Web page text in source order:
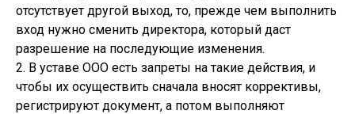
отсутствует другой выход, то, прежде чем выполнить
вход нужно сменить директора, который даст
разрешение на последующие изменения.
2. В уставе ООО есть запреты на такие действия, и
чтобы их осуществить сначала вносят коррективы,
регистрируют документ, а потом выполняют